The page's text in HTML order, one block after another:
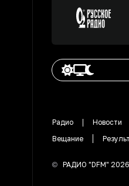
Радио Новости
Вещание
© РАДИО "DFM" 2026